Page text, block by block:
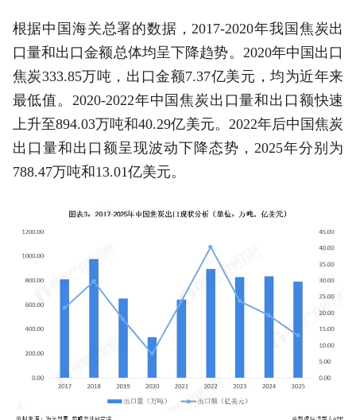
根据中国海关总署的数据，2017-2020年我国焦炭出
口量和出口金额总体均呈下降趋势。2020年中国出口
焦炭333.85万吨，出口金额7.37亿美元，均为近年来
最低值。2020-2022年中国焦炭出口量和出口额快速
上升至894.03万吨和40.29亿美元。2022年后中国焦炭
出口量和出口额呈现波动下降态势，2025年分别为
788.47万吨和13.01亿美元。